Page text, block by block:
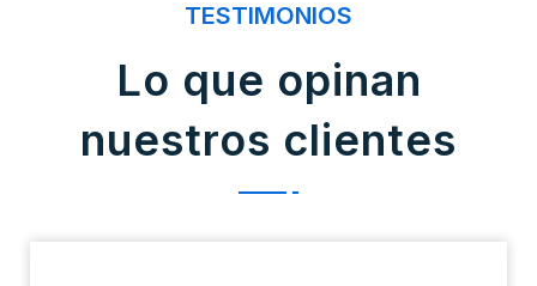
TESTIMONIOS
Lo que opinan
nuestros clientes